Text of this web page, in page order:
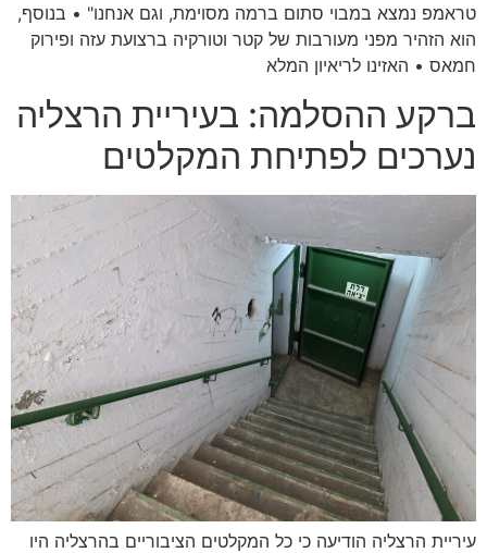
טראמפ נמצא במבוי סתום ברמה מסוימת, וגם אנחנו" • בנוסף,
הוא הזהיר מפני מעורבות של קטר וטורקיה ברצועת עזה ופירוק
חמאס • האזינו לריאיון המלא
ברקע ההסלמה: בעיריית הרצליה
נערכים לפתיחת המקלטים
עיריית הרצליה הודיעה כי כל המקלטים הציבוריים בהרצליה היו